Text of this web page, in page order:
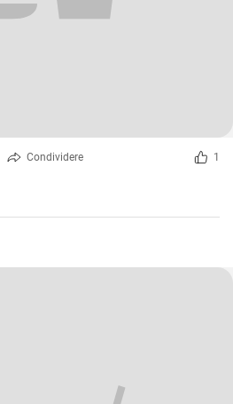
Condividere 1